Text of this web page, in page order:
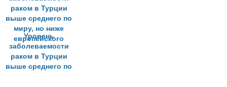
Уровень
заболеваемости
раком в Турции
выше среднего по